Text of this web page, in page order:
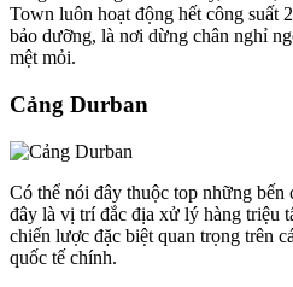
Town luôn hoạt động hết công suất
bảo dưỡng, là nơi dừng chân nghỉ
mệt mỏi.
Cảng Durban
Có thể nói đây thuộc top những
đây là vị trí đắc địa xử lý hàng triệu
chiến lược đặc biệt quan trọng trên
quốc tế chính.